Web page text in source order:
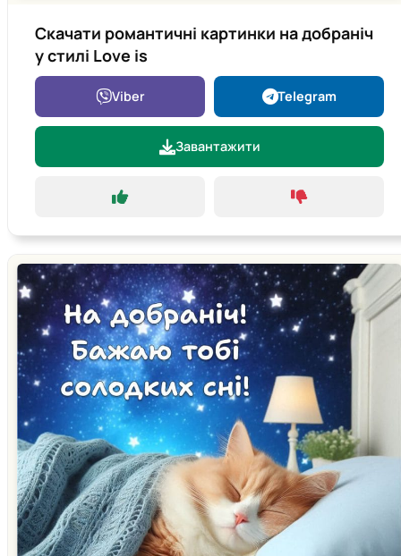
Скачати романтичні картинки на добраніч
у стилі Love is
Viber Telegram
Завантажити